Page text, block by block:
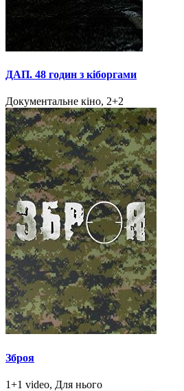
ДАП. 48 годин з кіборгами
Документальне кіно, 2+2
Зброя
1+1 video, Для нього